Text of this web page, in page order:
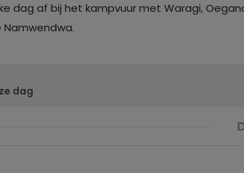
dag af bij het kampvuur met Waragi,
dag